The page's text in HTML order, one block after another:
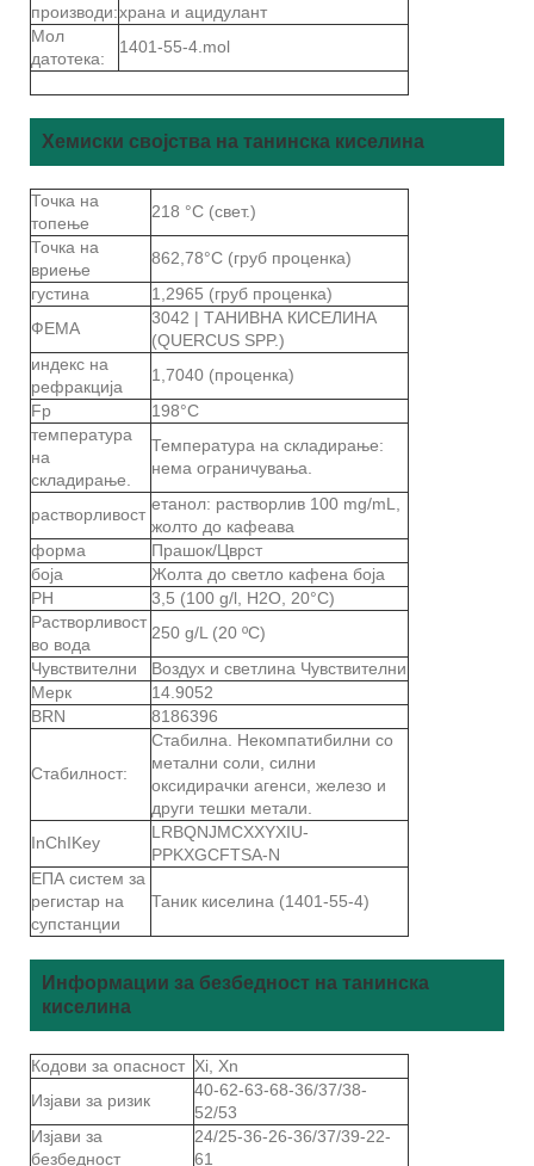
производи:храна и ацидулант
Мол
датотека:
1401-55-4.mol
Хемиски својства на танинска киселина
Точка на
топење
218 °C (свет.)
Точка на
вриење
862,78°C (груб проценка)
густина
1,2965 (груб проценка)
ФЕМА
3042 | ТАНИВНА КИСЕЛИНА
(QUERCUS SPP.)
индекс на
рефракција
1,7040 (проценка)
Fp
198°C
температура
на
складирање.
Температура на складирање:
нема ограничувања.
растворливост
етанол: растворлив 100 mg/mL,
жолто до кафеава
форма
Прашок/Цврст
боја
Жолта до светло кафена боја
PH
3,5 (100 g/l, H2O, 20°C)
Растворливост
во вода
250 g/L (20 ºC)
Чувствителни
Воздух и светлина Чувствителни
Мерк
14.9052
BRN
8186396
Стабилност:
Стабилна. Некомпатибилни со
метални соли, силни
оксидирачки агенси, железо и
други тешки метали.
InChIKey
LRBQNJMCXXYXIU-
PPKXGCFTSA-N
ЕПА систем за
регистар на
супстанции
Таник киселина (1401-55-4)
Информации за безбедност на танинска
киселина
Кодови за опасност Xi, Xn
Изјави за ризик
40-62-63-68-36/37/38-
52/53
Изјави за
безбедност
24/25-36-26-36/37/39-22-
61